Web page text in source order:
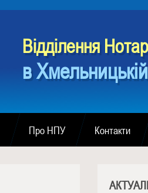
Вiддiлення
в
Про НПУ Контакти